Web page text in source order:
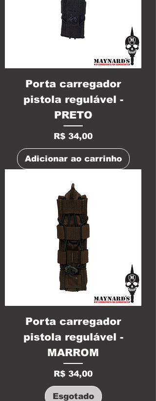
Porta carregador
pistola regulável -
PRETO
Preço
R$ 34,00
Adicionar ao carrinho
Porta carregador
pistola regulável -
MARROM
Preço
R$ 34,00
Esgotado